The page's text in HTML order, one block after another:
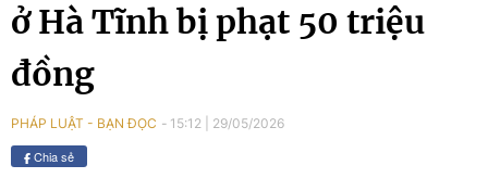
ở Hà Tĩnh bị phạt 50 triệu
đồng
PHÁP LUẬT - BẠN ĐỌC 15:12 29/05/2026
Chia sẻ